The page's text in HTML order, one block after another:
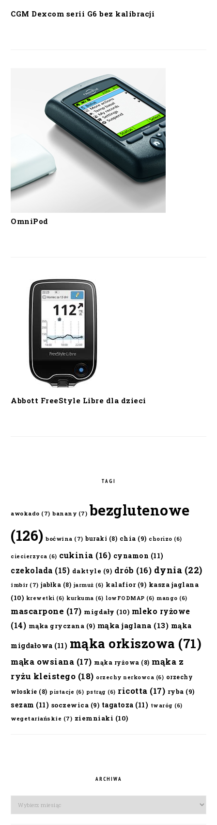
CGM Dexcom serii G6 bez kalibracji
OmniPod
Abbott FreeStyle Libre dla dzieci
TAGI
awokado (7) banany (7) bezglutenowe
(126) boćwina (7) buraki (8) chia (9) chorizo (6)
ciecierzyca (6) cukinia (16) cynamon (11)
czekolada (15) daktyle (9) drób (16) dynia (22)
imbir (7) jabłka (8) jarmuż (6) kalafior(9) kasza jaglana
(10) krewetki (6) kurkuma (6) lowFODMAP (6) mango (6)
mascarpone (17) migdały (10) mleko ryżowe
(14) mąka gryczana (9) mąka jaglana (13) mąka
migdałowa (11) mąka orkiszowa (71)
mąka owsiana (17) mąka ryżowa (8) mąka z
ryżu kleistego (18) orzechy nerkowca (6) orzechy
włoskie (8) pistacje (6) pstrąg (6) ricotta (17) ryba (9)
sezam (11) soczewica (9) tagatoza (11) twaróg (6)
wegetariańskie (7) ziemniaki (10)
ARCHIWA
Archiwa